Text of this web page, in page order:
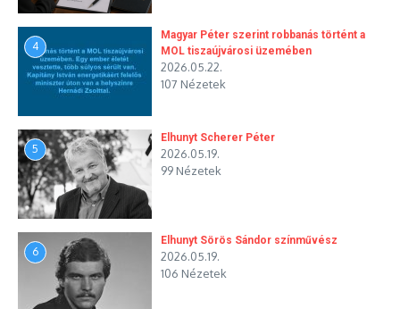
4
Magyar Péter szerint robbanás történt a
MOL tiszaújvárosi üzemében
2026.05.22.
107 Nézetek
5
Elhunyt Scherer Péter
2026.05.19.
99 Nézetek
6
Elhunyt Sörös Sándor színművész
2026.05.19.
106 Nézetek